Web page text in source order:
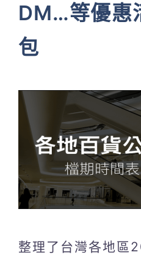
DM…等優惠
包
整理了台灣各地區